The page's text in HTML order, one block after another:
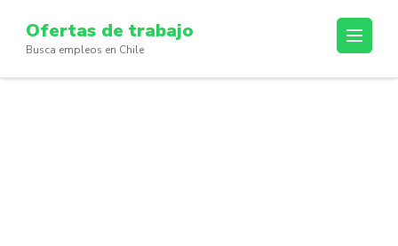
content
(Press
Ofertas de trabajo
Busca empleos en Chile